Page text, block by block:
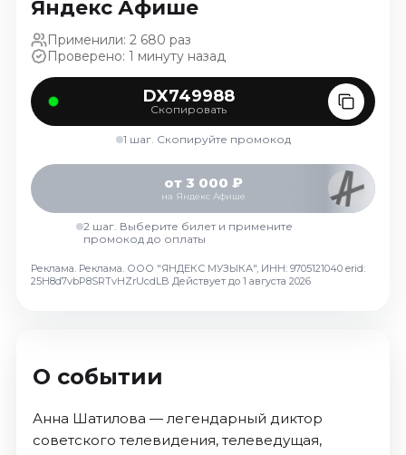
Август 2026
Сентябрь 2026
Октябрь 2026
Декабрь 2026
Январь 2027
Сентябрь 2026
Октябрь 2026
Август 2026
Август 2026
Яндекс Афише
Применили: 2 680 раз
Проверено: 1 минуту назад
DX749988
Скопировать
1 шаг. Скопируйте промокод
от 3 000 ₽
на Яндекс Афише
2 шаг. Выберите билет и примените
промокод до оплаты
Реклама. Реклама. ООО "ЯНДЕКС МУЗЫКА", ИНН: 9705121040 erid:
25H8d7vbP8SRTvHZrUcdLB Действует до 1 августа 2026
О событии
Анна Шатилова — легендарный диктор
советского телевидения, телеведущая,